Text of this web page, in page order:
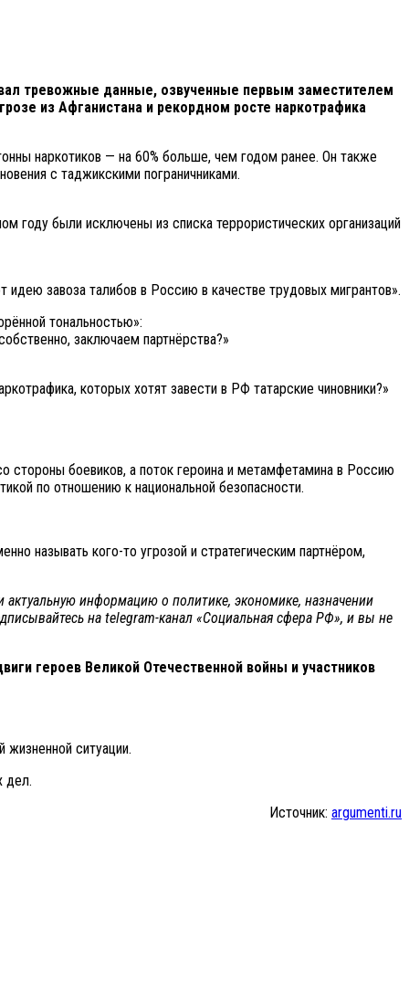
тревожные данные, озвученные первым заместителем
из Афганистана и рекордном росте наркотрафика
наркотиков — на 60% больше, чем годом ранее. Он также
с таджикскими пограничниками.
году были исключены из списка террористических организаций
завоза талибов в Россию в качестве трудовых мигрантов».
тональностью»:
заключаем партнёрства?»
которых хотят завести в РФ татарские чиновники?»
стороны боевиков, а поток героина и метамфетамина в Россию
по отношению к национальной безопасности.
называть кого-то угрозой и стратегическим партнёром,
информацию о политике, экономике, назначении
на telegram-канал «Социальная сфера РФ», и вы не
героев Великой Отечественной войны и участников
ситуации.
дел.
Источник: argumenti.ru